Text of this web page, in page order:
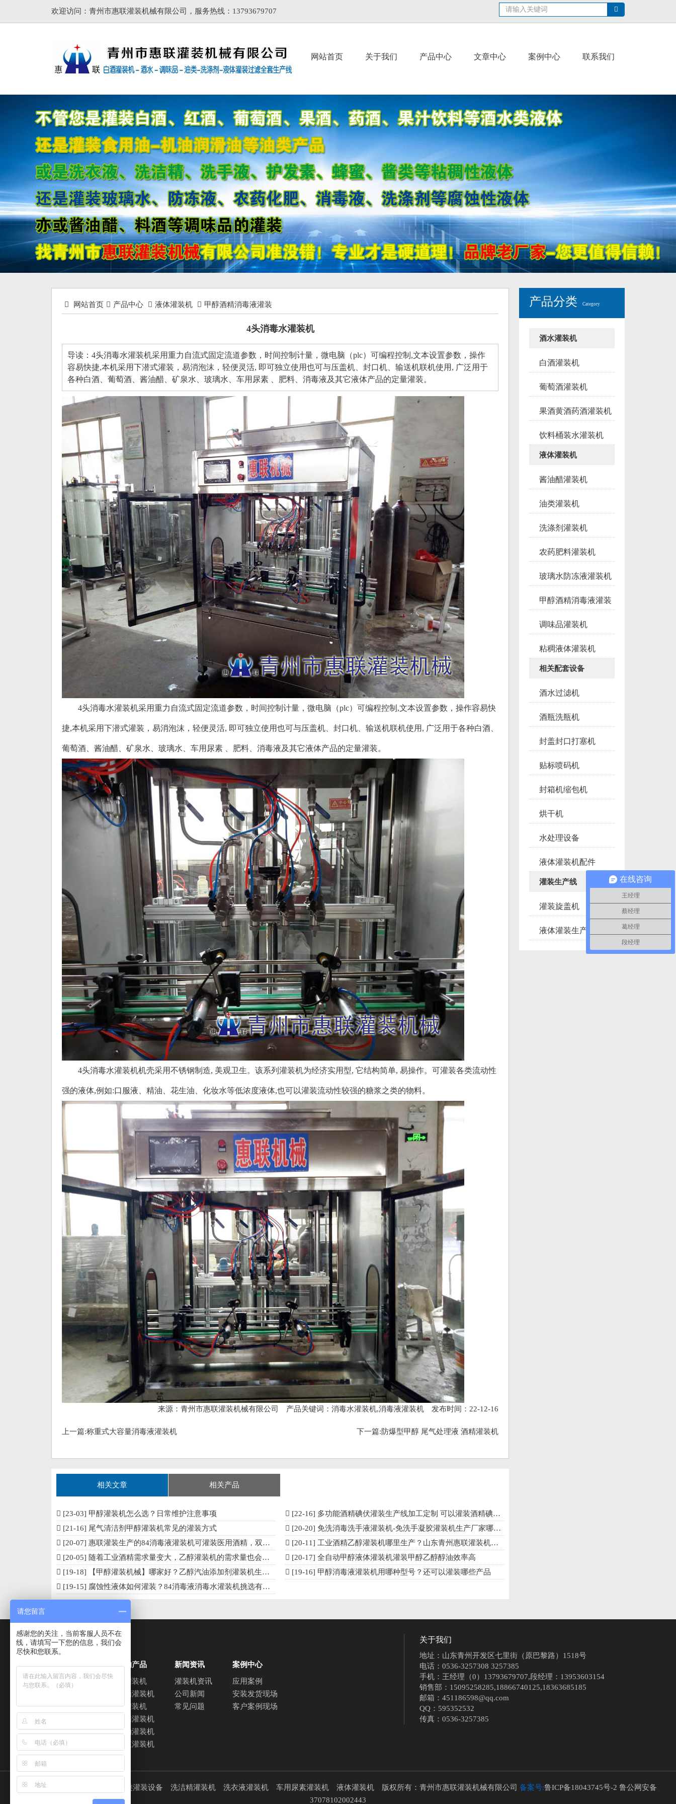
欢迎访问：青州市惠联灌装机械有限公司，服务热线：13793679707
网站首页 关于我们 产品中心 文章中心 案例中心 联系我们
网站首页 产品中心 液体灌装机 甲醇酒精消毒液灌装
4头消毒水灌装机
导读：4头消毒水灌装机​采用重力自流式固定流道参数，时间控制计量，微电脑（plc）可编程控制,文本设置参数，操作
容易快捷,本机采用下潜式灌装，易消泡沫，轻便灵活, 即可独立使用也可与压盖机、封口机、输送机联机使用, 广泛用于
各种白酒、葡萄酒、酱油醋、矿泉水、玻璃水、车用尿素 、肥料、消毒液及其它液体产品的定量灌装。
4头消毒水灌装机采用重力自流式固定流道参数，时间控制计量，微电脑（plc）可编程控制,文本设置参数，操作容易快
捷,本机采用下潜式灌装，易消泡沫，轻便灵活, 即可独立使用也可与压盖机、封口机、输送机联机使用, 广泛用于各种白酒、
葡萄酒、酱油醋、矿泉水、玻璃水、车用尿素 、肥料、消毒液及其它液体产品的定量灌装。
4头消毒水灌装机机壳采用不锈钢制造, 美观卫生。该系列灌装机为经济实用型, 它结构简单, 易操作。可灌装各类流动性
强的液体,例如:口服液、精油、花生油、化妆水等低浓度液体,也可以灌装流动性较强的糖浆之类的物料。
来源：青州市惠联灌装机械有限公司 产品关键词：消毒水灌装机,消毒液灌装机 发布时间：22-12-16
上一篇:称重式大容量消毒液灌装机 下一篇:防爆型甲醇 尾气处理液 酒精灌装机
相关文章 相关产品
[23-03] 甲醇灌装机怎么选？日常维护注意事项 [22-16] 多功能酒精碘伏灌装生产线加工定制 可以灌装酒精碘伏、过氧化氢等各种消毒剂
[21-16] 尾气清洁剂甲醇灌装机常见的灌装方式 [20-20] 免洗消毒洗手液灌装机-免洗手凝胶灌装机生产厂家哪里有？
[20-07] 惠联灌装生产的84消毒液灌装机可灌装医用酒精，双氧水等各种消毒剂 [20-11] 工业酒精乙醇灌装机哪里生产？山东青州惠联灌装机械型号多规格全
[20-05] 随着工业酒精需求量变大，乙醇灌装机的需求量也会变大 [20-17] 全自动甲醇液体灌装机灌装甲醇乙醇醇油效率高
[19-18]
【甲醇灌装机械】哪家好？乙醇汽油添加剂灌装机生产厂家哪里有？ [19-16] 甲醇消毒液灌装机用哪种型号？还可以灌装哪些产品
[19-15] 腐蚀性液体如何灌装？84消毒液消毒水灌装机挑选有讲究
产品分类 Category
酒水灌装机
白酒灌装机
葡萄酒灌装机
果酒黄酒药酒灌装机
饮料桶装水灌装机
液体灌装机
酱油醋灌装机
油类灌装机
洗涤剂灌装机
农药肥料灌装机
玻璃水防冻液灌装机
甲醇酒精消毒液灌装
调味品灌装机
粘稠液体灌装机
相关配套设备
酒水过滤机
酒瓶洗瓶机
封盖封口打塞机
贴标喷码机
封箱机缩包机
烘干机
水处理设备
液体灌装机配件
灌装生产线
灌装旋盖机
液体灌装生产线
关于惠联
灌装机视频
我们的产品
白酒灌装机
葡萄酒灌装机
液体灌装机
酱油醋灌装机
食用油灌装机
洗衣液灌装机
新闻资讯
灌装机资讯
公司新闻
常见问题
案例中心
应用案例
安装发货现场
客户案例现场
关于我们
地址：山东青州开发区七里街（原巴黎路）1518号
电话：0536-3257308 3257385
手机：王经理（0）13793679707,段经理：13953603154
销售部：15095258285,18866740125,18363685185
邮箱：451186598@qq.com
QQ：595352532
传真：0536-3257385
产品关键词：食用油灌装机 油类灌装设备 洗洁精灌装机 洗衣液灌装机 车用尿素灌装机 液体灌装机 版权所有：青州市惠联灌装机械有限公司 备案号:鲁ICP备18043745号-2 鲁公网安备
37078102002443
在线咨询
王经理
蔡经理
葛经理
段经理
请您留言
感谢您的关注，当前客服人员不在
线，请填写一下您的信息，我们会
尽快和您联系。